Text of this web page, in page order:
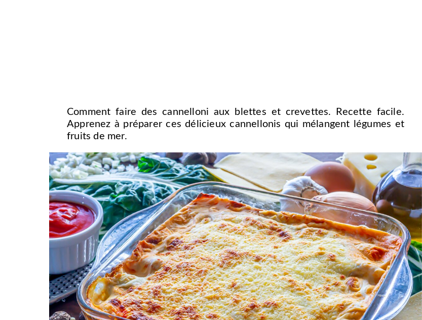
Comment faire des cannelloni aux blettes et crevettes. Recette facile.
Apprenez à préparer ces délicieux cannellonis qui mélangent légumes et
fruits de mer.